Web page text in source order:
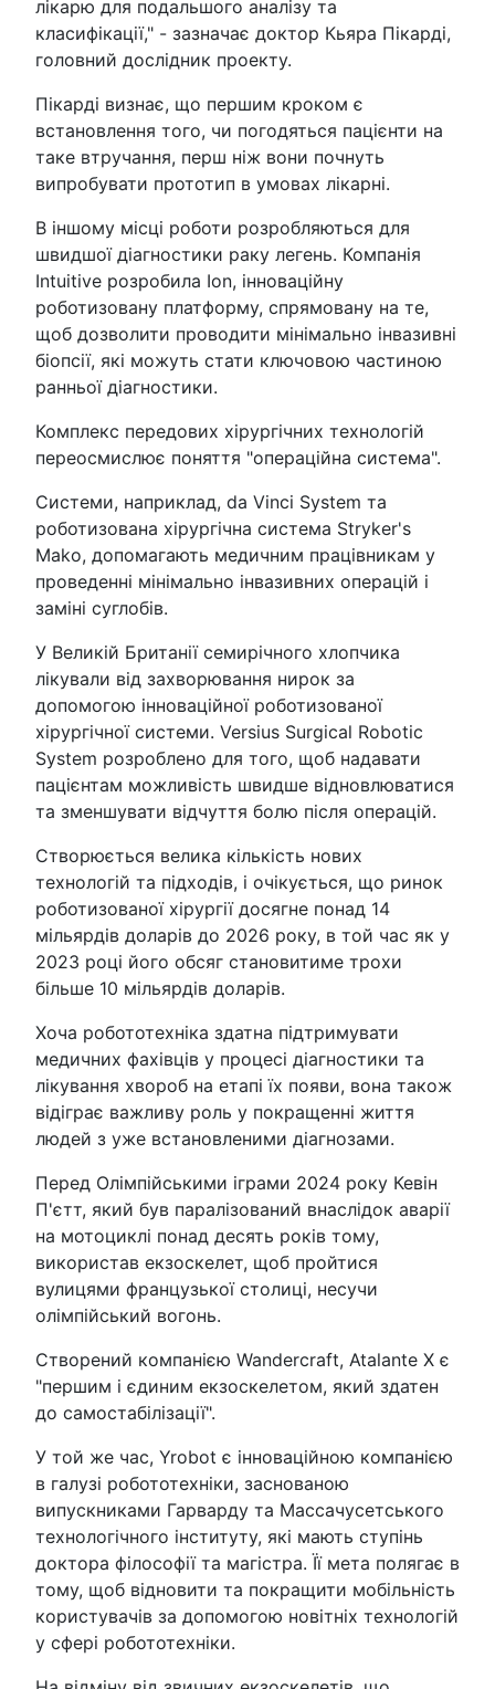
лікарю для подальшого аналізу та
класифікації," - зазначає доктор Кьяра Пікарді,
головний дослідник проекту.
Пікарді визнає, що першим кроком є
встановлення того, чи погодяться пацієнти на
таке втручання, перш ніж вони почнуть
випробувати прототип в умовах лікарні.
В іншому місці роботи розробляються для
швидшої діагностики раку легень. Компанія
Intuitive розробила Ion, інноваційну
роботизовану платформу, спрямовану на те,
щоб дозволити проводити мінімально інвазивні
біопсії, які можуть стати ключовою частиною
ранньої діагностики.
Комплекс передових хірургічних технологій
переосмислює поняття "операційна система".
Системи, наприклад, da Vinci System та
роботизована хірургічна система Stryker's
Mako, допомагають медичним працівникам у
проведенні мінімально інвазивних операцій і
заміні суглобів.
У Великій Британії семирічного хлопчика
лікували від захворювання нирок за
допомогою інноваційної роботизованої
хірургічної системи. Versius Surgical Robotic
System розроблено для того, щоб надавати
пацієнтам можливість швидше відновлюватися
та зменшувати відчуття болю після операцій.
Створюється велика кількість нових
технологій та підходів, і очікується, що ринок
роботизованої хірургії досягне понад 14
мільярдів доларів до 2026 року, в той час як у
2023 році його обсяг становитиме трохи
більше 10 мільярдів доларів.
Хоча робототехніка здатна підтримувати
медичних фахівців у процесі діагностики та
лікування хвороб на етапі їх появи, вона також
відіграє важливу роль у покращенні життя
людей з уже встановленими діагнозами.
Перед Олімпійськими іграми 2024 року Кевін
П'єтт, який був паралізований внаслідок аварії
на мотоциклі понад десять років тому,
використав екзоскелет, щоб пройтися
вулицями французької столиці, несучи
олімпійський вогонь.
Створений компанією Wandercraft, Atalante X є
"першим і єдиним екзоскелетом, який здатен
до самостабілізації".
У той же час, Yrobot є інноваційною компанією
в галузі робототехніки, заснованою
випускниками Гарварду та Массачусетського
технологічного інституту, які мають ступінь
доктора філософії та магістра. Її мета полягає в
тому, щоб відновити та покращити мобільність
користувачів за допомогою новітніх технологій
у сфері робототехніки.